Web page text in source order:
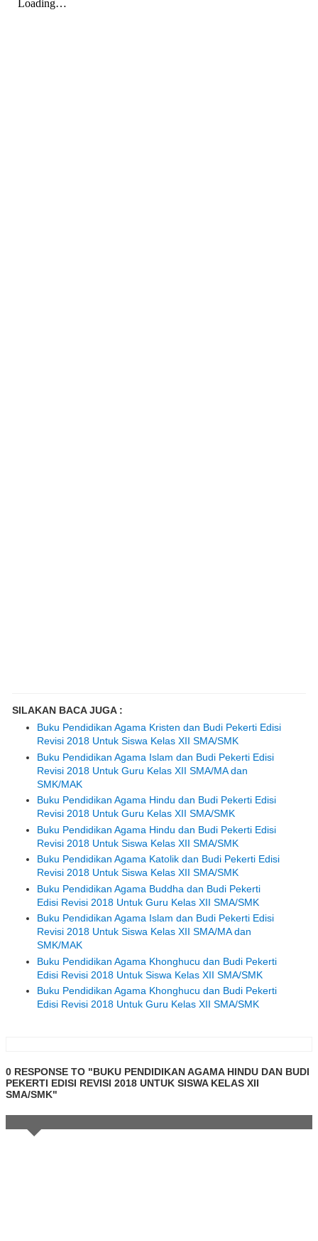
SILAKAN BACA JUGA :
Buku Pendidikan Agama Kristen dan Budi Pekerti Edisi
Revisi 2018 Untuk Siswa Kelas XII SMA/SMK
Buku Pendidikan Agama Islam dan Budi Pekerti Edisi
Revisi 2018 Untuk Guru Kelas XII SMA/MA dan
SMK/MAK
Buku Pendidikan Agama Hindu dan Budi Pekerti Edisi
Revisi 2018 Untuk Guru Kelas XII SMA/SMK
Buku Pendidikan Agama Hindu dan Budi Pekerti Edisi
Revisi 2018 Untuk Siswa Kelas XII SMA/SMK
Buku Pendidikan Agama Katolik dan Budi Pekerti Edisi
Revisi 2018 Untuk Siswa Kelas XII SMA/SMK
Buku Pendidikan Agama Buddha dan Budi Pekerti
Edisi Revisi 2018 Untuk Guru Kelas XII SMA/SMK
Buku Pendidikan Agama Islam dan Budi Pekerti Edisi
Revisi 2018 Untuk Siswa Kelas XII SMA/MA dan
SMK/MAK
Buku Pendidikan Agama Khonghucu dan Budi Pekerti
Edisi Revisi 2018 Untuk Siswa Kelas XII SMA/SMK
Buku Pendidikan Agama Khonghucu dan Budi Pekerti
Edisi Revisi 2018 Untuk Guru Kelas XII SMA/SMK
0 RESPONSE TO "BUKU PENDIDIKAN AGAMA HINDU DAN BUDI
PEKERTI EDISI REVISI 2018 UNTUK SISWA KELAS XII
SMA/SMK"